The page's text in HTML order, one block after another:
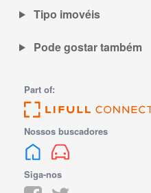
Tipo imovéis
Pode gostar também
Part of:
Nossos buscadores
Siga-nos